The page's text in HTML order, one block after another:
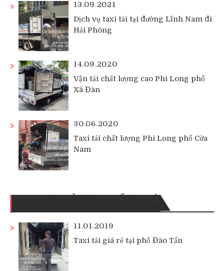
13.09.2021
Dịch vụ taxi tải tại đường Lĩnh Nam đi
Hải Phòng
14.09.2020
Vận tải chất lượng cao Phi Long phố
Xã Đàn
30.06.2020
Taxi tải chất lượng Phi Long phố Cửa
Nam
11.01.2019
Taxi tải giá rẻ tại phố Đào Tấn